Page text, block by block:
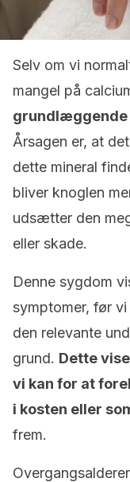
Selv om vi
mangel på
Årsagen er, at
dette mineral
bliver knoglen
udsætter den
eller skade.
Denne sygdom
symptomer, før
den relevante
grund. Dette
vi kan for at
i kosten eller
frem.